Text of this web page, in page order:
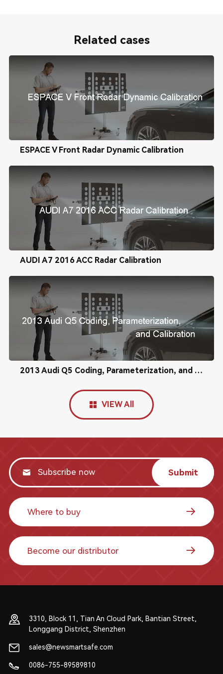
Related cases
ESPACE V Front Radar Dynamic Calibration
AUDI A7 2016 ACC Radar Calibration
2013 Audi Q5 Coding, Parameterization, and Calibration
VIEW All
Submit
Where to buy
Become our distributor
3310, Block 11, Tian An Cloud Park, Bantian Street,
Longgang District, Shenzhen
sales@newsmartsafe.com
0086-755-89589810